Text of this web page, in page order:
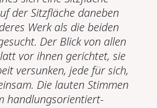
der Sitzfläche daneben
Werk als die beiden
Der Blick von allen
vor ihnen gerichtet, sie
versunken, jede für sich,
Die lauten Stimmen
handlungsorientiert-